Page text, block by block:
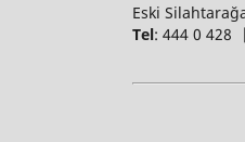
Eski
Tel: 444 0 428 |